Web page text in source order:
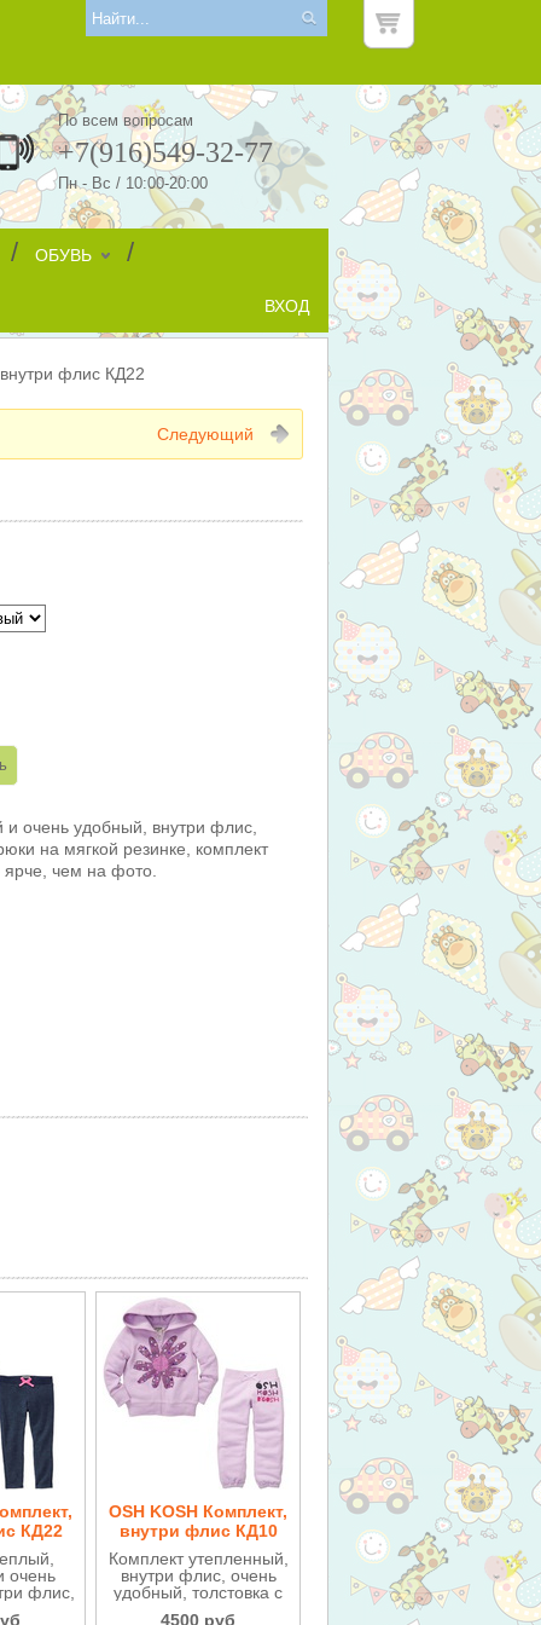
По всем вопросам
+7(916)549-32-77
Пн - Вс / 10:00-20:00
/ ОБУВЬ /
ВХОД
флис КД22
Следующий
очень удобный, внутри флис,
на мягкой резинке, комплект
ярче, чем на фото.
КД22
очень
флис,
с
OSH KOSH Комплект,
внутри флис КД10
Комплект утепленный,
внутри флис, очень
удобный, толстовка с
капюшоном и брюки
4500 руб